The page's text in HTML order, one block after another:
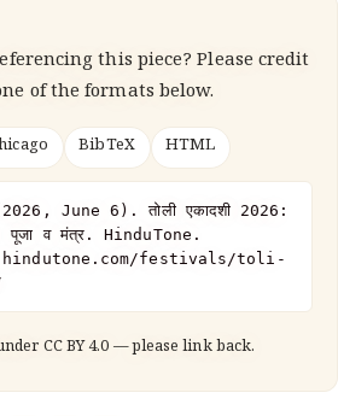
this piece? Please credit
of the formats below.
BibTeX HTML
June 6). तोली एकादशी 2026:
पूजा व मंत्र. HinduTone.
festivals/toli-
CC BY 4.0 — please link back.